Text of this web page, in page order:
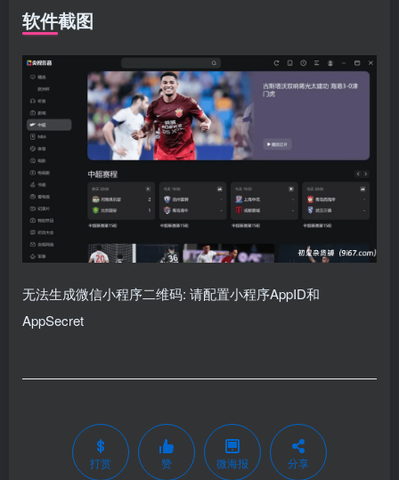
软件截图
无法生成微信小程序二维码: 请配置小程序AppID和
AppSecret
打赏 赞 微海报 分享